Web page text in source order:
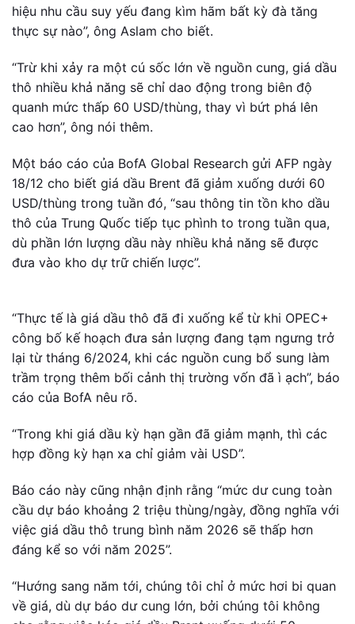
hiệu nhu cầu suy yếu đang kìm hãm bất kỳ đà tăng
thực sự nào”, ông Aslam cho biết.
“Trừ khi xảy ra một cú sốc lớn về nguồn cung, giá dầu
thô nhiều khả năng sẽ chỉ dao động trong biên độ
quanh mức thấp 60 USD/thùng, thay vì bứt phá lên
cao hơn”, ông nói thêm.
Một báo cáo của BofA Global Research gửi AFP ngày
18/12 cho biết giá dầu Brent đã giảm xuống dưới 60
USD/thùng trong tuần đó, “sau thông tin tồn kho dầu
thô của Trung Quốc tiếp tục phình to trong tuần qua,
dù phần lớn lượng dầu này nhiều khả năng sẽ được
đưa vào kho dự trữ chiến lược”.
“Thực tế là giá dầu thô đã đi xuống kể từ khi OPEC+
công bố kế hoạch đưa sản lượng đang tạm ngưng trở
lại từ tháng 6/2024, khi các nguồn cung bổ sung làm
trầm trọng thêm bối cảnh thị trường vốn đã ì ạch”, báo
cáo của BofA nêu rõ.
“Trong khi giá dầu kỳ hạn gần đã giảm mạnh, thì các
hợp đồng kỳ hạn xa chỉ giảm vài USD”.
Báo cáo này cũng nhận định rằng “mức dư cung toàn
cầu dự báo khoảng 2 triệu thùng/ngày, đồng nghĩa với
việc giá dầu thô trung bình năm 2026 sẽ thấp hơn
đáng kể so với năm 2025”.
“Hướng sang năm tới, chúng tôi chỉ ở mức hơi bi quan
về giá, dù dự báo dư cung lớn, bởi chúng tôi không